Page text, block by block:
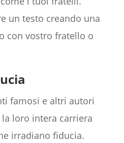
un testo creando una
con vostro fratello o
famosi e altri autori
loro intera carriera
irradiano fiducia.